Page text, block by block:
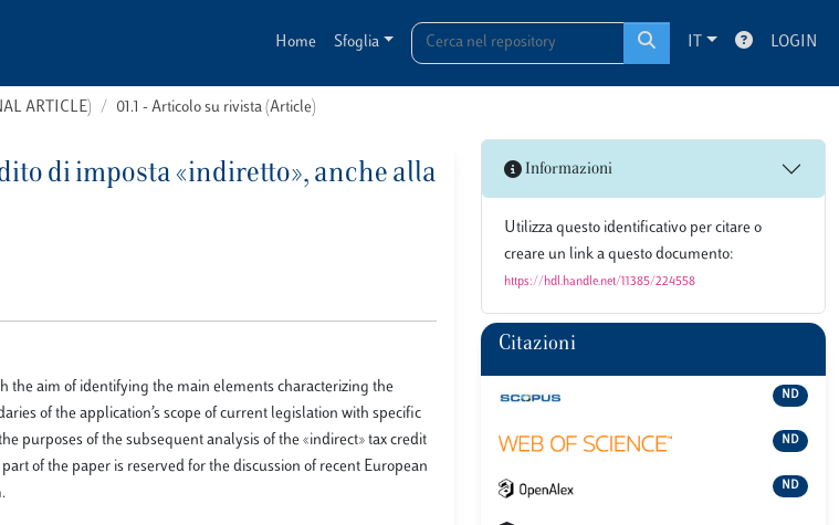
Home Sfoglia IT LOGIN
ARTICLE) 01.1 - Articolo su rivista (Article)
di imposta «indiretto», anche alla
the aim of identifying the main elements characterizing the
of the application’s scope of current legislation with specific
purposes of the subsequent analysis of the «indirect» tax credit
of the paper is reserved for the discussion of recent European
Informazioni
Utilizza questo identificativo per citare o
creare un link a questo documento:
https://hdl.handle.net/11385/224558
Citazioni
ND
ND
ND